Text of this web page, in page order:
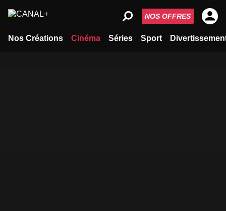
Nos Créations Cinéma Séries Sport
NOS OFFRES